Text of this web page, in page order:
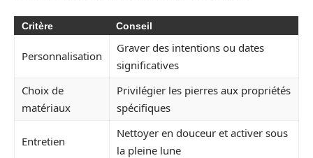
Critère Conseil
Personnalisation
Graver des intentions ou dates
significatives
Choix de
matériaux
Privilégier les pierres aux propriétés
spécifiques
Entretien
Nettoyer en douceur et activer sous
la pleine lune